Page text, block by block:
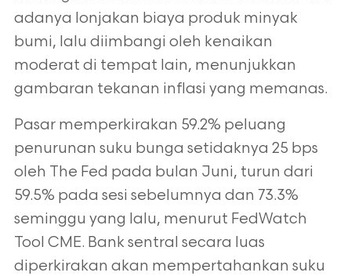
adanya lonjakan biaya produk minyak
bumi, lalu diimbangi oleh kenaikan
moderat di tempat lain, menunjukkan
gambaran tekanan inflasi yang memanas.
Pasar memperkirakan 59.2% peluang
penurunan suku bunga setidaknya 25 bps
oleh The Fed pada bulan Juni, turun dari
59.5% pada sesi sebelumnya dan 73.3%
seminggu yang lalu, menurut FedWatch
Tool CME. Bank sentral secara luas
diperkirakan akan mempertahankan suku